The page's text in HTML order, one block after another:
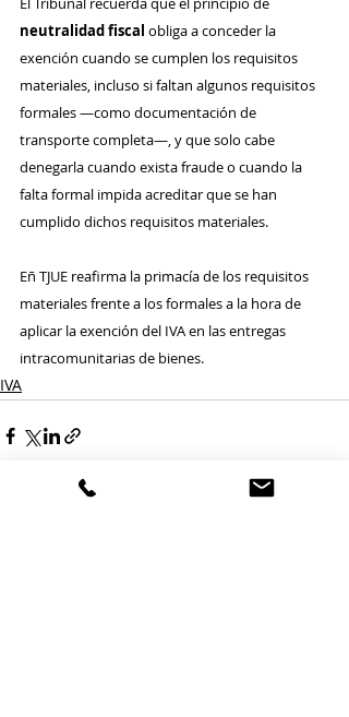
neutralidad fiscal obliga a conceder la
exención cuando se cumplen los requisitos
materiales, incluso si faltan algunos requisitos
formales —como documentación de
transporte completa—, y que solo cabe
denegarla cuando exista fraude o cuando la
falta formal impida acreditar que se han
cumplido dichos requisitos materiales.
Eñ TJUE reafirma la primacía de los requisitos
materiales frente a los formales a la hora de
aplicar la exención del IVA en las entregas
intracomunitarias de bienes.
IVA